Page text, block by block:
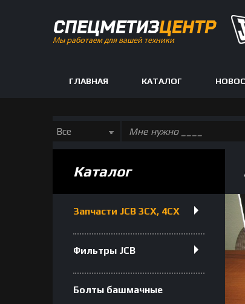
СПЕЦМЕТИЗЦЕНТР
Мы работаем для вашей техники
ГЛАВНАЯ КАТАЛОГ
Каталог
Запчасти JCB 3CX, 4CX
Фильтры JCB
Болты башмачные